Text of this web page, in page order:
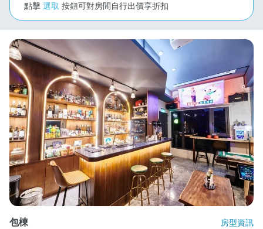
點擊 選取 按鈕可對房間自行出價享折扣
包棟 房型資訊